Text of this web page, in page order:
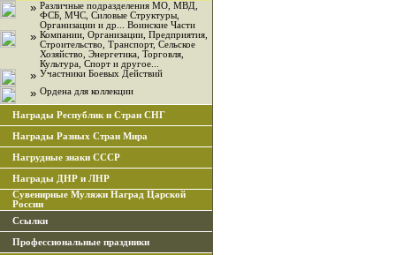
» Различные подразделения МО, МВД,
ФСБ, МЧС, Силовые Структуры,
Организации и др... Воинские Части
» Компании, Организации, Предприятия,
Строительство, Транспорт, Сельское
Хозяйство, Энергетика, Торговля,
Культура, Спорт и другое...
» Участники Боевых Действий
» Ордена для коллекции
Награды Республик и Стран СНГ
Награды Разных Стран Мира
Нагрудные знаки СССР
Награды ДНР и ЛНР
Сувенирные Муляжи Наград Царской
России
Ссылки
Профессиональные праздники